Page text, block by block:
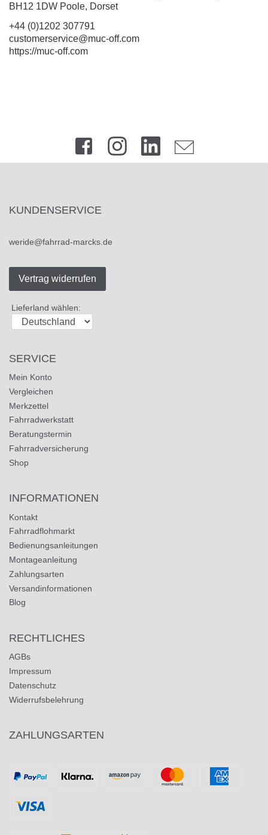
BH12 1DW Poole, Dorset
+44 (0)1202 307791
customerservice@muc-off.com
https://muc-off.com
KUNDENSERVICE
weride@fahrrad-marcks.de
Vertrag widerrufen
Lieferland wählen:
SERVICE
Mein Konto
Vergleichen
Merkzettel
Fahrradwerkstatt
Beratungstermin
Fahrradversicherung
Shop
INFORMATIONEN
Kontakt
Fahrradflohmarkt
Bedienungsanleitungen
Montageanleitung
Zahlungsarten
Versandinformationen
Blog
RECHTLICHES
AGBs
Impressum
Datenschutz
Widerrufsbelehrung
ZAHLUNGSARTEN